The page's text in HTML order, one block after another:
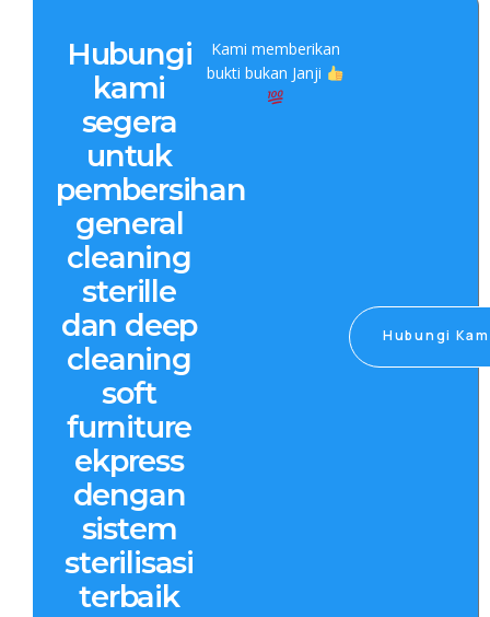
Hubungi
kami
segera
untuk
pembersihan
general
cleaning
sterille
dan deep
cleaning
soft
furniture
ekpress
dengan
sistem
sterilisasi
terbaik
Kami memberikan
bukti bukan Janji
Hubungi